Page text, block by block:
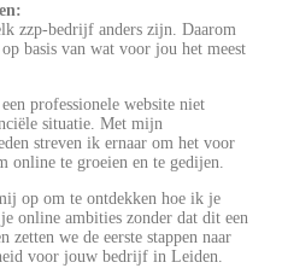
zzp-bedrijf anders zijn. Daarom
basis van wat voor jou het meest
professionele website niet
situatie. Met mijn
streven ik ernaar om het voor
online te groeien en te gedijen.
op om te ontdekken hoe ik je
online ambities zonder dat dit een
we de eerste stappen naar
voor jouw bedrijf in Leiden.